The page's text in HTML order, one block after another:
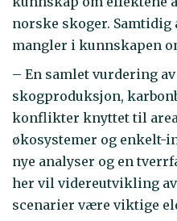
norske skoger. Samtidig
mangler i kunnskapen
– En samlet vurdering
skogproduksjon,
konflikter knyttet til
økosystemer og enkelt-
nye analyser og en
her vil videreutvikling
scenarier være viktige